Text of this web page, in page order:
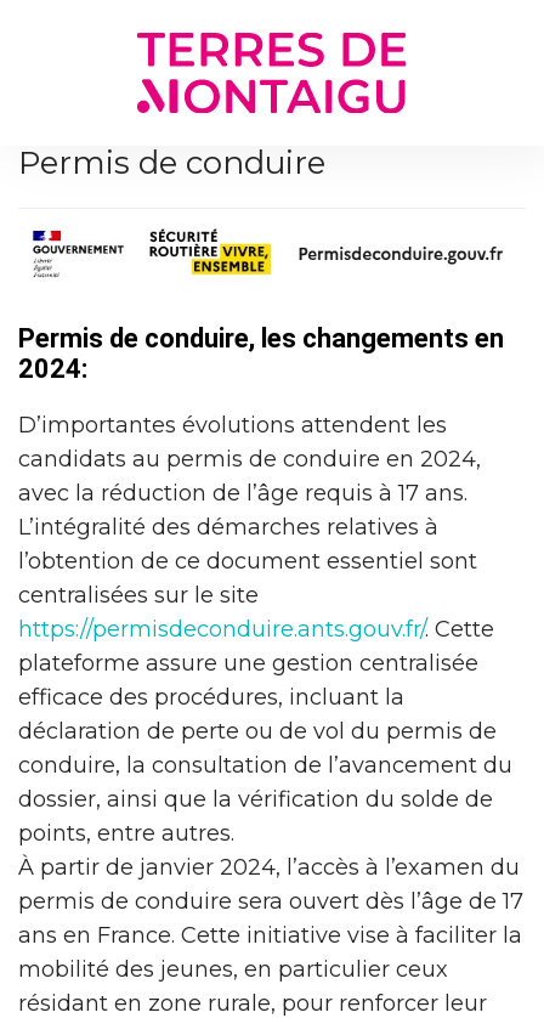
Permis de conduire
Permis de conduire, les changements en
2024:
D’importantes évolutions attendent les
candidats au permis de conduire en 2024,
avec la réduction de l’âge requis à 17 ans.
L’intégralité des démarches relatives à
l’obtention de ce document essentiel sont
centralisées sur le site
https://permisdeconduire.ants.gouv.fr/. Cette
plateforme assure une gestion centralisée
efficace des procédures, incluant la
déclaration de perte ou de vol du permis de
conduire, la consultation de l’avancement du
dossier, ainsi que la vérification du solde de
points, entre autres.
À partir de janvier 2024, l’accès à l’examen du
permis de conduire sera ouvert dès l’âge de 17
ans en France. Cette initiative vise à faciliter la
mobilité des jeunes, en particulier ceux
résidant en zone rurale, pour renforcer leur